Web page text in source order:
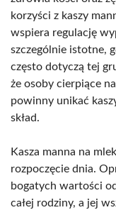
korzyści z kaszy
wspiera regulację
szczególnie istotne,
często dotyczą tej
że osoby cierpiące
powinny unikać
skład.
Kasza manna na
rozpoczęcie dnia.
bogatych wartości
całej rodziny, a jej